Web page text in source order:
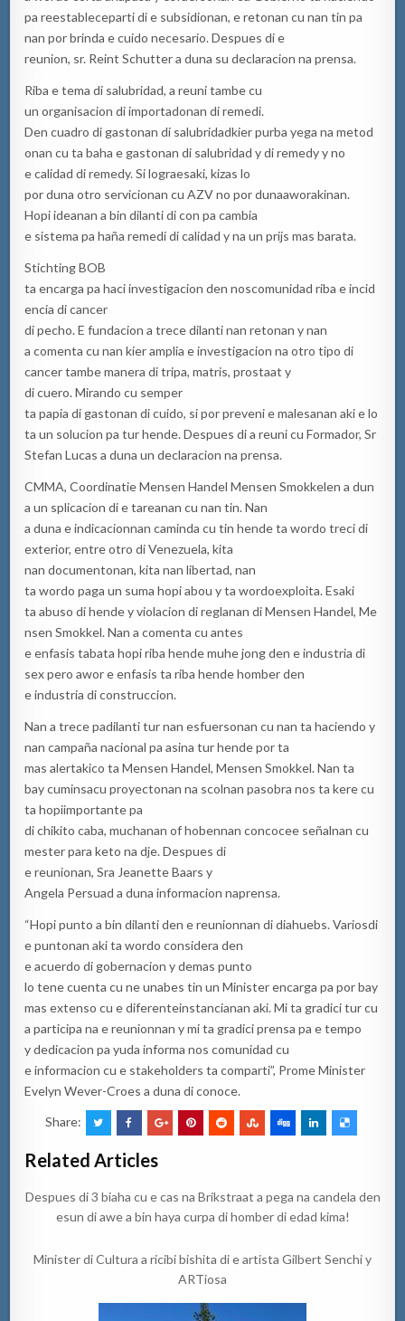
pa reestableceparti di e subsidionan, e retonan cu nan tin pa
nan por brinda e cuido necesario. Despues di e
reunion, sr. Reint Schutter a duna su declaracion na prensa.
Riba e tema di salubridad, a reuni tambe cu
un organisacion di importadonan di remedi.
Den cuadro di gastonan di salubridadkier purba yega na metod
onan cu ta baha e gastonan di salubridad y di remedy y no
e calidad di remedy. Si lograesaki, kizas lo
por duna otro servicionan cu AZV no por dunaaworakinan.
Hopi ideanan a bin dilanti di con pa cambia
e sistema pa haña remedi di calidad y na un prijs mas barata.
Stichting BOB
ta encarga pa haci investigacion den noscomunidad riba e incid
encia di cancer
di pecho. E fundacion a trece dilanti nan retonan y nan
a comenta cu nan kier amplia e investigacion na otro tipo di
cancer tambe manera di tripa, matris, prostaat y
di cuero. Mirando cu semper
ta papia di gastonan di cuido, si por preveni e malesanan aki e lo
ta un solucion pa tur hende. Despues di a reuni cu Formador, Sr
Stefan Lucas a duna un declaracion na prensa.
CMMA, Coordinatie Mensen Handel Mensen Smokkelen a dun
a un splicacion di e tareanan cu nan tin. Nan
a duna e indicacionnan caminda cu tin hende ta wordo treci di
exterior, entre otro di Venezuela, kita
nan documentonan, kita nan libertad, nan
ta wordo paga un suma hopi abou y ta wordoexploita. Esaki
ta abuso di hende y violacion di reglanan di Mensen Handel, Me
nsen Smokkel. Nan a comenta cu antes
e enfasis tabata hopi riba hende muhe jong den e industria di
sex pero awor e enfasis ta riba hende homber den
e industria di construccion.
Nan a trece padilanti tur nan esfuersonan cu nan ta haciendo y
nan campaña nacional pa asina tur hende por ta
mas alertakico ta Mensen Handel, Mensen Smokkel. Nan ta
bay cuminsacu proyectonan na scolnan pasobra nos ta kere cu
ta hopiimportante pa
di chikito caba, muchanan of hobennan concocee señalnan cu
mester para keto na dje. Despues di
e reunionan, Sra Jeanette Baars y
Angela Persuad a duna informacion naprensa.
“Hopi punto a bin dilanti den e reunionnan di diahuebs. Variosdi
e puntonan aki ta wordo considera den
e acuerdo di gobernacion y demas punto
lo tene cuenta cu ne unabes tin un Minister encarga pa por bay
mas extenso cu e diferenteinstancianan aki. Mi ta gradici tur cu
a participa na e reunionnan y mi ta gradici prensa pa e tempo
y dedicacion pa yuda informa nos comunidad cu
e informacion cu e stakeholders ta comparti”, Prome Minister
Evelyn Wever-Croes a duna di conoce.
Share:
Related Articles
Despues di 3 biaha cu e cas na Brikstraat a pega na candela den
esun di awe a bin haya curpa di homber di edad kima!
Minister di Cultura a ricibi bishita di e artista Gilbert Senchi y
ARTiosa